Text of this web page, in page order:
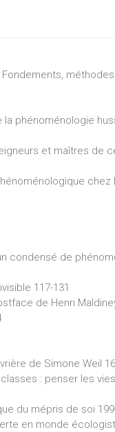
la phénoménologie
et maîtres de
chez
condensé de
117-131
de Henri
de Simone Weil
: penser les
du mépris de soi
en monde